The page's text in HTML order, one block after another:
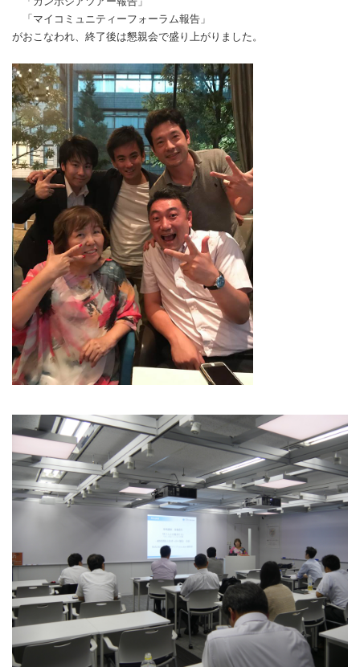
「マイコミュニティーフォーラム報告」
がおこなわれ、終了後は懇親会で盛り上がりました。